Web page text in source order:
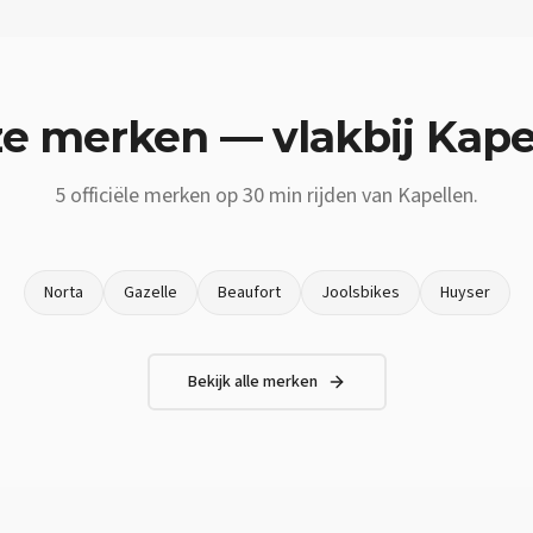
merken — vlakbij
5 officiële merken op30 min rijden van Kapellen.
Norta Gazelle Beaufort Joolsbikes Huyser
Bekijk alle merken